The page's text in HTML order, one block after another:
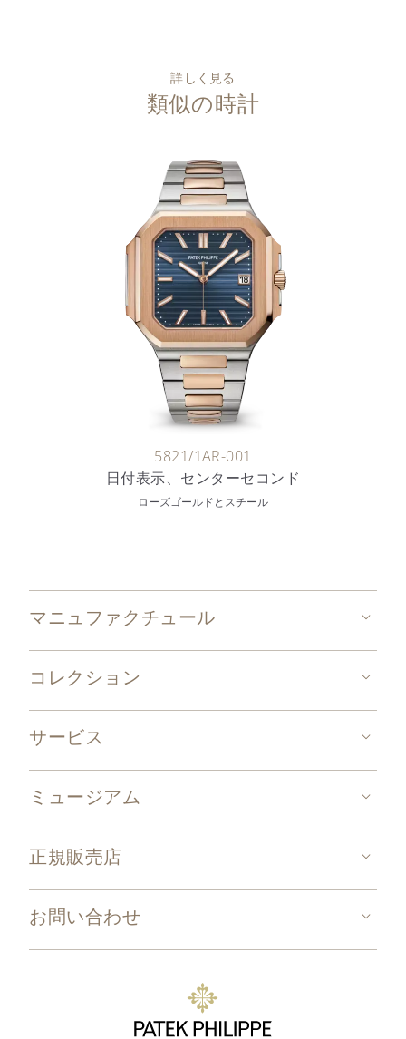
詳しく見る
類似の時計
5821/1AR-001
日付表示、センターセコンド
ローズゴールドとスチール
マニュファクチュール
コレクション
サービス
ミュージアム
正規販売店
お問い合わせ